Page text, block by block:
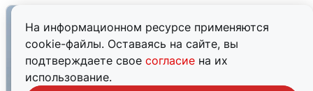
На информационном ресурсе применяются
cookie-файлы. Оставаясь на сайте, вы
подтверждаете свое согласие на их
использование.